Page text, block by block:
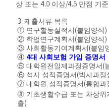
상 또는4.0 이상/4.5 만점 기준
3. 제출서류 목록
① 연구활동실적서 (붙임양식 )
② 학업연구계획서 (붙임양식 )
③ 사회활동기여계획서 (붙임
④ 4대 사회보험 가입 증명서
⑤ 대학원전일제과정증명서 (
⑥ 석사 성적증명서 (박사과정
⑦ 대학원 성적증명서 (통합과
⓼ 기초생활수급 또는 차상위
출 )